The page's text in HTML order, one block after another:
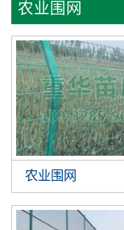
农业围网
农业围网